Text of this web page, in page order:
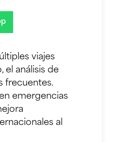
viajes
el análisis de
frecuentes.
emergencias
al